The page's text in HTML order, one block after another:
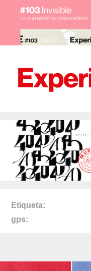
Etiqueta
gps